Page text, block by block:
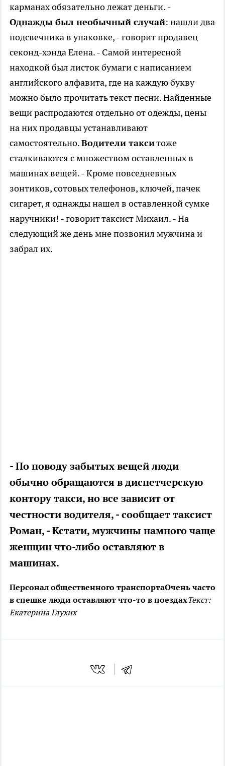
карманах обязательно лежат деньги. -
Однажды был необычный случай: нашли два
подсвечника в упаковке, - говорит продавец
секонд-хэнда Елена. - Самой интересной
находкой был листок бумаги с написанием
английского алфавита, где на каждую букву
можно было прочитать текст песни. Найденные
вещи распродаются отдельно от одежды, цены
на них продавцы устанавливают
самостоятельно.Водители такситоже
сталкиваются с множеством оставленных в
машинах вещей. - Кроме повседневных
зонтиков, сотовых телефонов, ключей, пачек
сигарет, я однажды нашел в оставленной сумке
наручники! - говорит таксист Михаил. - На
следующий же день мне позвонил мужчина и
забрал их.
- По поводу забытых вещей люди
обычно обращаются в диспетчерскую
контору такси, но все зависит от
честности водителя, - сообщает таксист
Роман, - Кстати, мужчины намного чаще
женщин что-либо оставляют в
машинах.
Персонал общественного транспортаОчень часто
в спешке люди оставляют что-то в поездахТекст:
Екатерина Глухих